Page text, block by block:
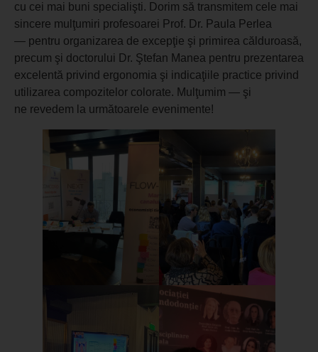
cu cei mai buni specialişti. Dorim să transmitem cele mai
sincere mulţumiri profesoarei Prof. Dr. Paula Perlea
— pentru organizarea de excepţie şi primirea călduroasă,
precum şi doctorului Dr. Ştefan Manea pentru prezentarea
excelentă privind ergonomia şi indicaţiile practice privind
utilizarea compozitelor colorate. Mulţumim — şi
ne revedem la următoarele evenimente!